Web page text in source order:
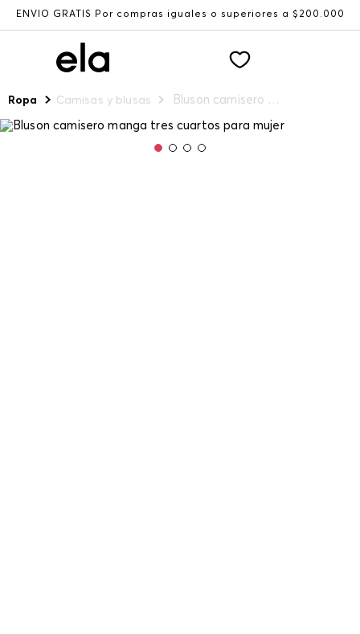
ENVÍO GRATIS Por compras iguales o superiores a $200.000
Ropa Camisas y blusas Bluson camisero manga tres cuartos para mujer